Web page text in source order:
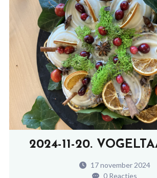
2024-11-20.
17 november 2024
0 Reacties